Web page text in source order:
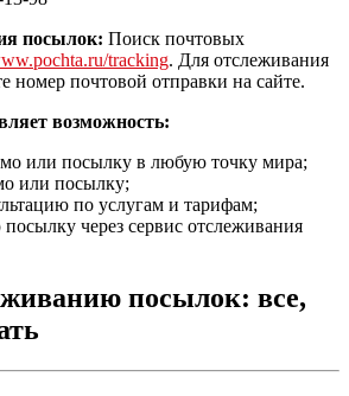
посылок: Поиск почтовых
tracking. Для отслеживания
номер почтовой отправки на сайте.
возможность:
или посылку в любую точку мира;
или посылку;
по услугам и тарифам;
через сервис отслеживания
посылок: все,